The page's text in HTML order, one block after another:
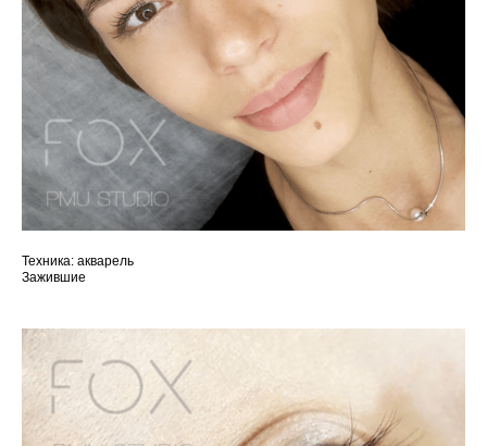
Техника: акварель
Зажившие